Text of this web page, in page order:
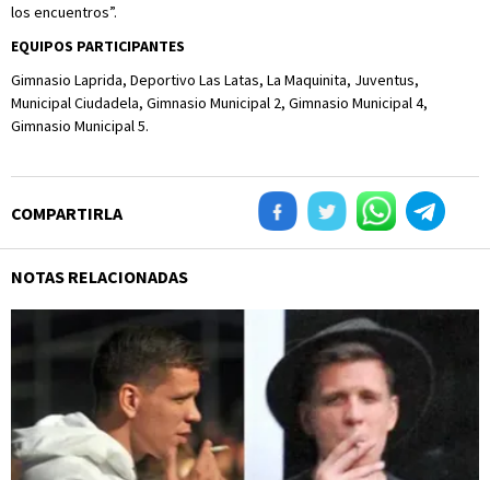
los encuentros”.
EQUIPOS PARTICIPANTES
Gimnasio Laprida, Deportivo Las Latas, La Maquinita, Juventus,
Municipal Ciudadela, Gimnasio Municipal 2, Gimnasio Municipal 4,
Gimnasio Municipal 5.
COMPARTIRLA
NOTAS RELACIONADAS